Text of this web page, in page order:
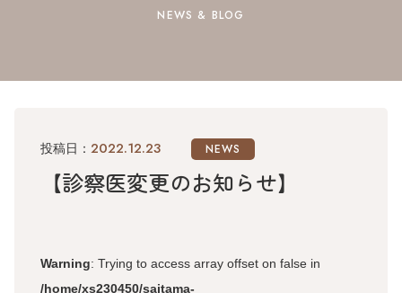
NEWS & BLOG
投稿日： 2022.12.23 NEWS
【診察医変更のお知らせ】
Warning: Trying to access array offset on false in
/home/xs230450/saitama-